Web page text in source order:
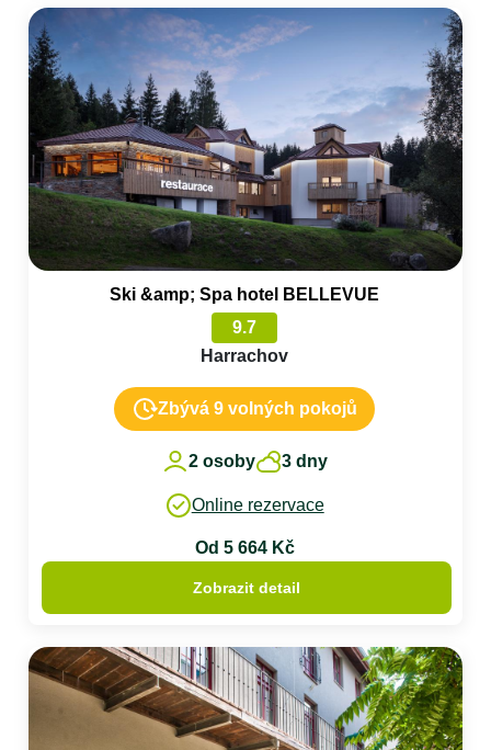
Ski &amp; Spa hotel BELLEVUE
9.7
Harrachov
Zbývá 9 volných pokojů
2 osoby 3 dny
Online rezervace
Od 5 664 Kč
Zobrazit detail